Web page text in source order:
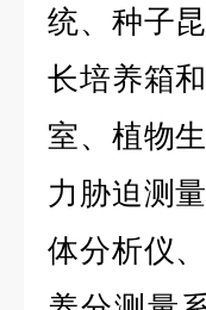
统、种子
长培养箱
室、植物
力胁迫测
体分析仪